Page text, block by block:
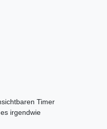
Timer
irgendwie